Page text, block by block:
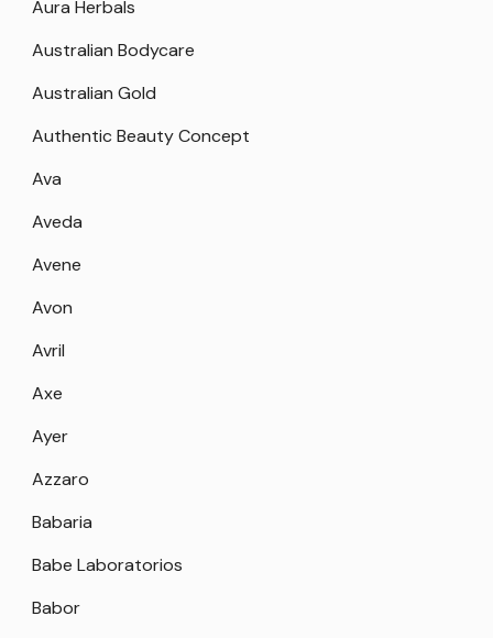
Aura Herbals
Australian Bodycare
Australian Gold
Authentic Beauty Concept
Ava
Aveda
Avene
Avon
Avril
Axe
Ayer
Azzaro
Babaria
Babe Laboratorios
Babor